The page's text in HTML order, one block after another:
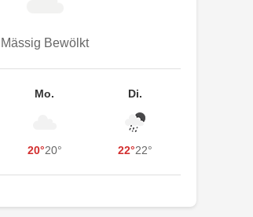
Mässig Bewölkt
Mo.
20°20°
Di.
22°22°